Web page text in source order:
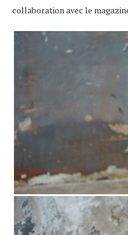
collaboration avec le